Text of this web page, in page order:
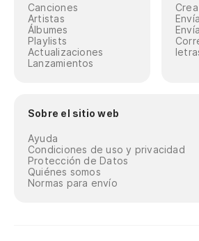
Canciones
Artistas
Álbumes
Playlists
Actualizaciones
Lanzamientos
Sobre el sitio web
Ayuda
Condiciones de uso y privacidad
Protección de Datos
Quiénes somos
Normas para envío